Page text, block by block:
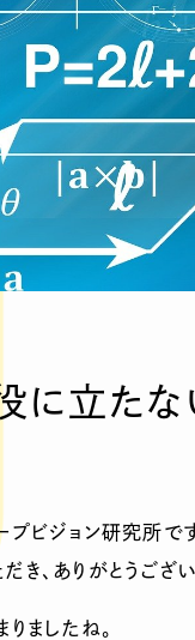
に立たな
プビジョン研究所です
き、ありがとうござい
りましたね。